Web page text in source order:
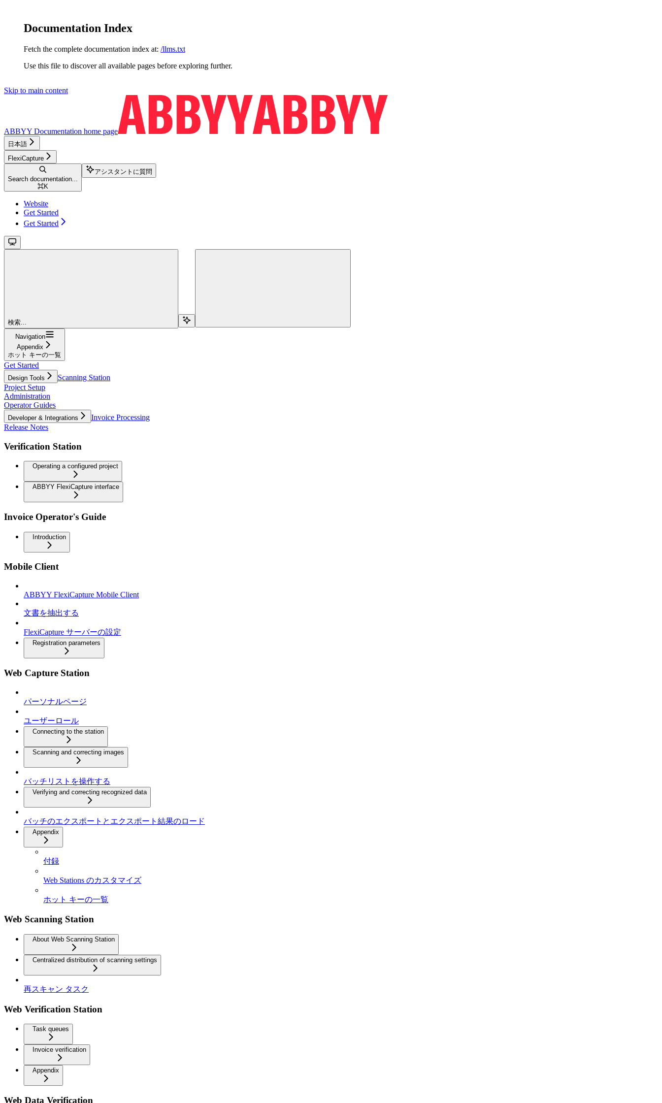
Documentation Index
Fetch the complete documentation index at: /llms.txt
Use this file to discover all available pages before exploring further.
Skip to main content
ABBYY Documentation home page
日本語
FlexiCapture
Search documentation...
⌘K
アシスタントに質問
Website
Get Started
Get Started
検索...
Navigation
Appendix
ホット キーの一覧
Get Started
Design Tools
Scanning Station
Project Setup
Administration
Operator Guides
Developer & Integrations
Invoice Processing
Release Notes
Verification Station
Operating a configured project
ABBYY FlexiCapture interface
Invoice Operator's Guide
Introduction
Mobile Client
ABBYY FlexiCapture Mobile Client
文書を抽出する
FlexiCapture サーバーの設定
Registration parameters
Web Capture Station
パーソナルページ
ユーザーロール
Connecting to the station
Scanning and correcting images
バッチリストを操作する
Verifying and correcting recognized data
バッチのエクスポートとエクスポート結果のロード
Appendix
付録
Web Stations のカスタマイズ
ホット キーの一覧
Web Scanning Station
About Web Scanning Station
Centralized distribution of scanning settings
再スキャン タスク
Web Verification Station
Task queues
Invoice verification
Appendix
Web Data Verification